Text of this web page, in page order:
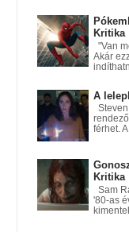
Kritika
"Van
Akár
A
férhet.
Kritika
Sam
'80-as